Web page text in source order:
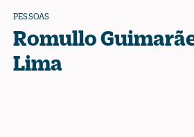
PESSOAS
Romullo
Lima